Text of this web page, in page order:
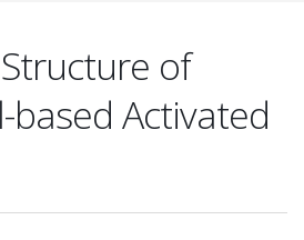
of
Activated